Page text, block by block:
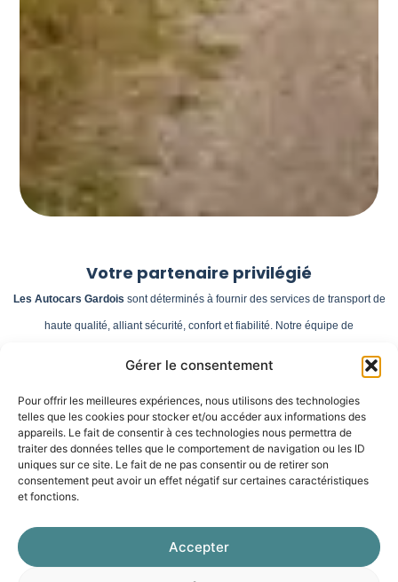
Gérer le consentement
Pour offrir les meilleures expériences, nous utilisons des technologies
telles que les cookies pour stocker et/ou accéder aux informations des
appareils. Le fait de consentir à ces technologies nous permettra de
traiter des données telles que le comportement de navigation ou les ID
uniques sur ce site. Le fait de ne pas consentir ou de retirer son
consentement peut avoir un effet négatif sur certaines caractéristiques
et fonctions.
Accepter
Votre partenaire privilégié
Les Autocars Gardois sont déterminés à fournir des services de transport de
haute qualité, alliant sécurité, confort et fiabilité. Notre équipe de
, que ce soit pour des déplacements quotidiens, des sorties
scolaires, des excursions touristiques ou des événements spéciaux. Grâce à
notre flotte moderne, rigoureusement entretenue, nous garantissons un service
supérieur pour tous nos passagers.